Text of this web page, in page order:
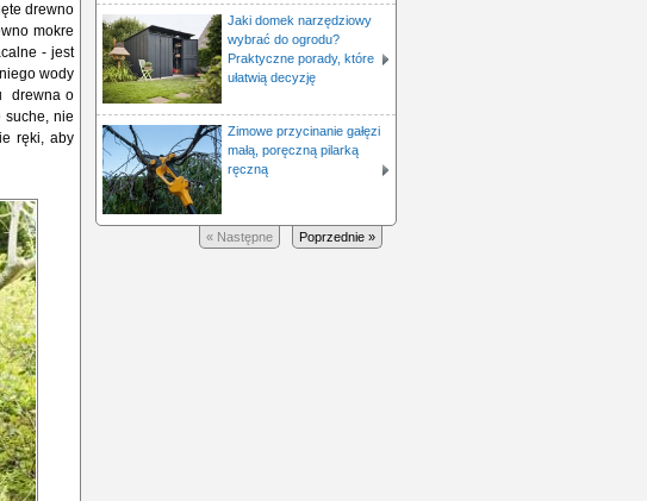
drewno
mokre
- jest
wody
drewna o
suche, nie
ręki, aby
Jaki domek narzędziowy
wybrać do ogrodu?
Praktyczne porady, które
ułatwią decyzję
Zimowe przycinanie gałęzi
małą, poręczną pilarką
ręczną
Poprzednie »
« Następne